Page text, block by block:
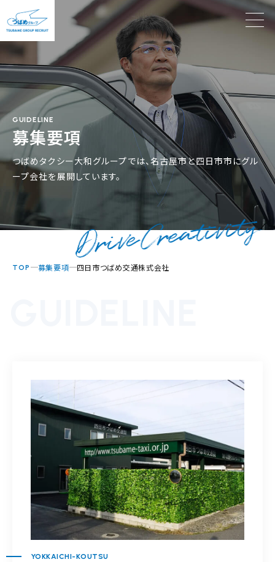
GUIDELINE
募集要項
つばめタクシー大和グループでは、名古屋市と四日市市にグル
ープ会社を展開しています。
TOP 募集要項 四日市つばめ交通株式会社
YOKKAICHI-KOUTSU